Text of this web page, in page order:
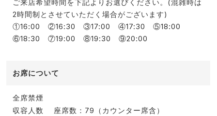
ご来店希望時間を下記よりお選びください。(混雑時は
2時間制とさせていただく場合がございます)
①16:00 ②16:30 ③17:00 ④17:30 ⑤18:00
⑥18:30 ⑦19:00 ⑧19:30 ⑨20:00
お席について
全席禁煙
収容人数 座席数：79（カウンター席含）